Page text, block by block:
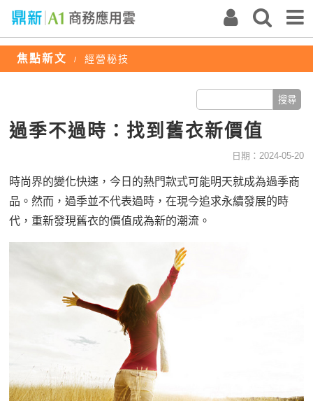
焦點新文 / 經營秘技
過季不過時：找到舊衣新價值
日期：2024-05-20
時尚界的變化快速，今日的熱門款式可能明天就成為過季商
品。然而，過季並不代表過時，在現今追求永續發展的時
代，重新發現舊衣的價值成為新的潮流。